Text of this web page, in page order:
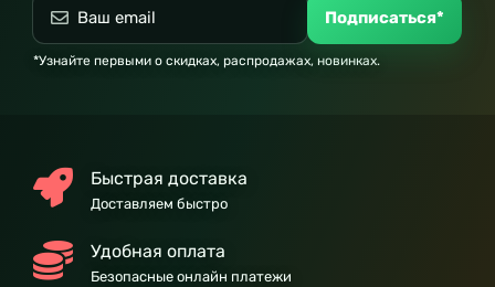
Подписаться*
*Узнайте первыми о скидках, распродажах, новинках.
Быстрая доставка
Доставляем быстро
Удобная оплата
Безопасные онлайн платежи